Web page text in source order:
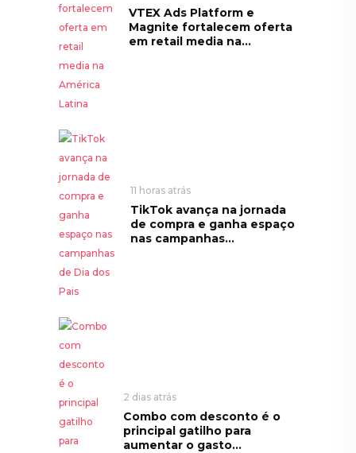
VTEX Ads Platform e
Magnite fortalecem oferta
em retail media na...
11 horas atrás
TikTok avança na jornada
de compra e ganha espaço
nas campanhas...
2 dias atrás
Combo com desconto é o
principal gatilho para
aumentar o gasto...